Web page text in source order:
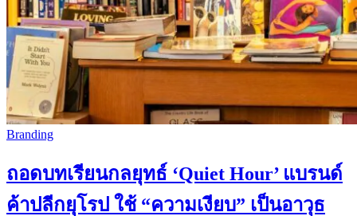
Branding
ถอดบทเรียนกลยุทธ์ ‘Quiet Hour’ แบรนด์
ค้าปลีกยุโรป ใช้ “ความเงียบ” เป็นอาวุธ